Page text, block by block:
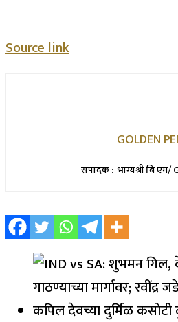
Source link
GOLDEN
संपादक : भाग्यश्री बि एम/